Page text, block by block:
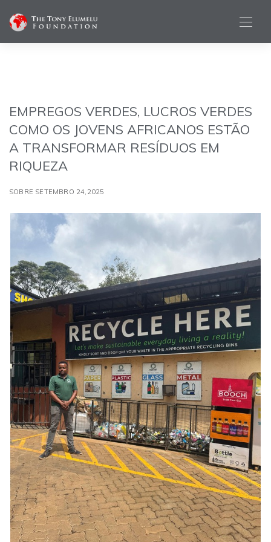
EMPREGOS VERDES, LUCROS VERDES
COMO OS JOVENS AFRICANOS ESTÃO
A TRANSFORMAR RESÍDUOS EM
RIQUEZA
SOBRE SETEMBRO 24,2025